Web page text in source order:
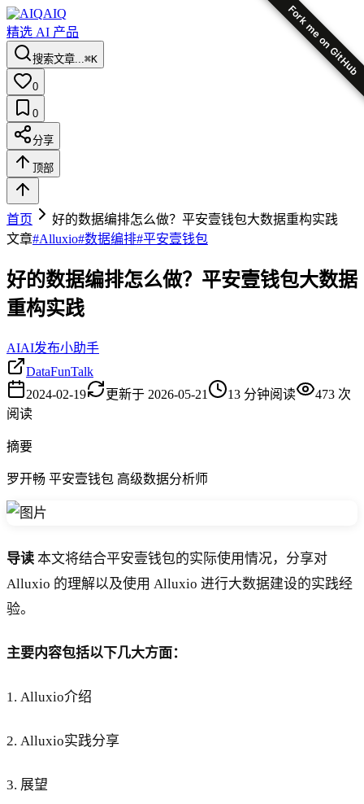
Fork me on GitHub
AIQ
精选 AI 产品
搜索文章...⌘K
0
0
分享
顶部
首页
好的数据编排怎么做？平安壹钱包大数据重构实践
文章#Alluxio#数据编排#平安壹钱包
好的数据编排怎么做？平安壹钱包大数据
重构实践
AIAI发布小助手
DataFunTalk
2024-02-19
更新于 2026-05-21 13 分钟阅读 473 次
阅读
摘要
罗开畅 平安壹钱包 高级数据分析师
导读 本文将结合平安壹钱包的实际使用情况，分享对
Alluxio 的理解以及使用 Alluxio 进行大数据建设的实践经
验。
主要内容包括以下几大方面：
1. Alluxio介绍
2. Alluxio实践分享
3. 展望